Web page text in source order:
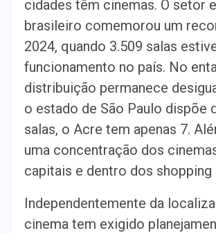
cidades têm cinemas. O setor
brasileiro comemorou um
2024, quando 3.509 salas
funcionamento no país. No
distribuição permanece
o estado de São Paulo dispõe
salas, o Acre tem apenas 7.
uma concentração dos
capitais e dentro dos shopping
Independentemente da
cinema tem exigido